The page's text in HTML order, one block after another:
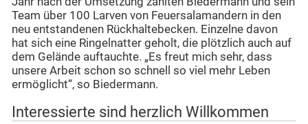
Team über 100 Larven von Feuersalamandern in den
neu entstandenen Rückhaltebecken. Einzelne davon
hat sich eine Ringelnatter geholt, die plötzlich auch auf
dem Gelände auftauchte. „Es freut mich sehr, dass
unsere Arbeit schon so schnell so viel mehr Leben
ermöglicht“, so Biedermann.
Interessierte sind herzlich Willkommen